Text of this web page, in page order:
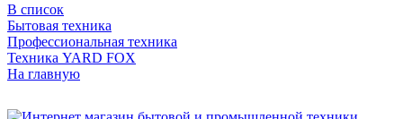
В список
Бытовая техника
Профессиональная техника
Техника YARD FOX
На главную